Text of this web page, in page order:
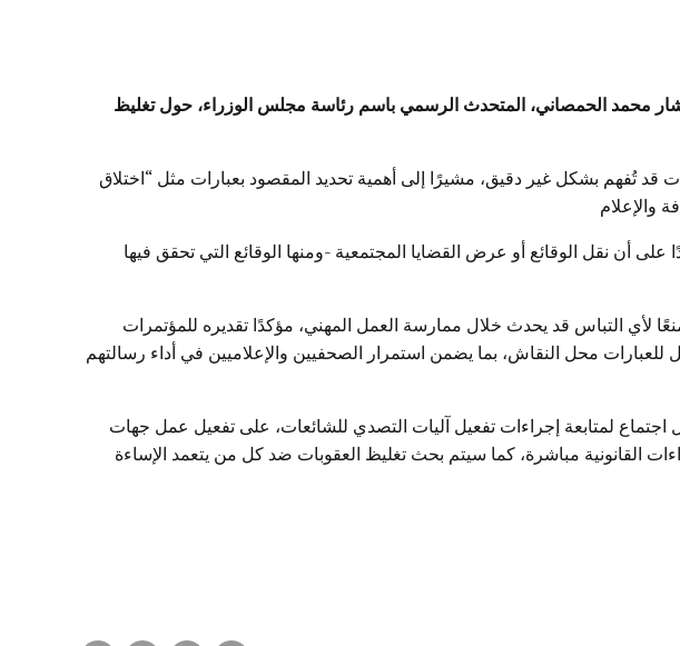
محمد الحمصاني، المتحدث الرسمي باسم رئاسة مجلس الوزراء، حول تغليظ
قد تُفهم بشكل غير دقيق، مشيرًا إلى أهمية تحديد المقصود بعبارات مثل “اختلاق
والإعلام
أن نقل الوقائع أو عرض القضايا المجتمعية -ومنها الوقائع التي تحقق فيها
لأي التباس قد يحدث خلال ممارسة العمل المهني، مؤكدًا تقديره للمؤتمرات
محل النقاش، بما يضمن استمرار الصحفيين والإعلاميين في أداء رسالتهم
لمتابعة إجراءات تفعيل آليات التصدي للشائعات، على تفعيل عمل جهات
القانونية مباشرة، كما سيتم بحث تغليظ العقوبات ضد كل من يتعمد الإساءة